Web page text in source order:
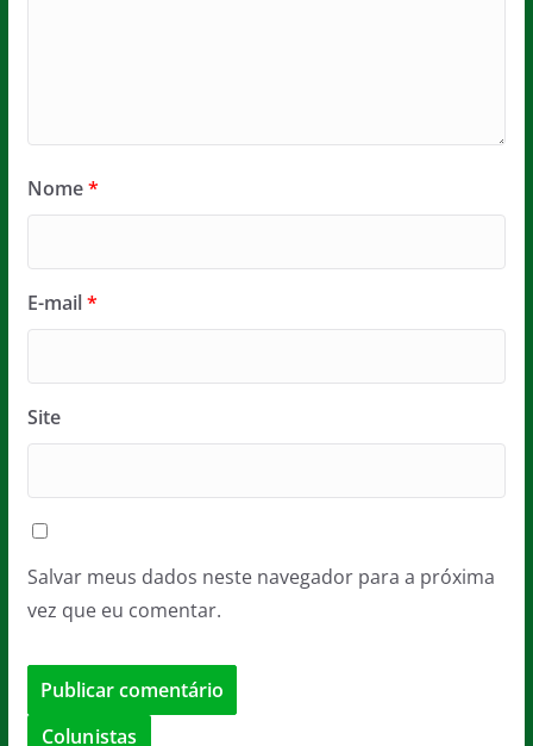
Nome*
E-mail*
Site
Salvar meus dados neste navegador para a próxima
vez que eu comentar.
Colunistas